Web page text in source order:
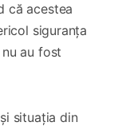
că acestea
siguranța
au fost
situația din